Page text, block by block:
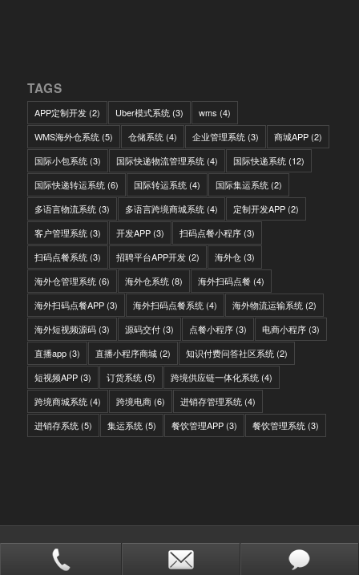
TAGS
APP定制开发(2) Uber模式系统(3) wms (4)
WMS海外仓系统(5) 仓储系统(4) 企业管理系统(3) 商城APP(2)
国际小包系统(3) 国际快递物流管理系统(4) 国际快递系统(12)
国际快递转运系统(6) 国际转运系统(4) 国际集运系统(2)
多语言物流系统(3) 多语言跨境商城系统(4) 定制开发APP(2)
客户管理系统(3) 开发APP(3) 扫码点餐小程序(3)
扫码点餐系统(3) 招聘平台APP开发(2) 海外仓(3)
海外仓管理系统(6) 海外仓系统(8) 海外扫码点餐(4)
海外扫码点餐APP(3) 海外扫码点餐系统(4) 海外物流运输系统(2)
海外短视频源码(3) 源码交付(3) 点餐小程序(3) 电商小程序(3)
直播app(3) 直播小程序商城(2) 知识付费问答社区系统(2)
短视频APP(3) 订货系统(5) 跨境供应链一体化系统(4)
跨境商城系统(4) 跨境电商(6) 进销存管理系统(4)
进销存系统(5) 集运系统(5) 餐饮管理APP(3) 餐饮管理系统(3)
© Copyright - IITC网域信息-软件开发，国际快递转运系统，WMS海外仓系
统，会员系统，分销系统